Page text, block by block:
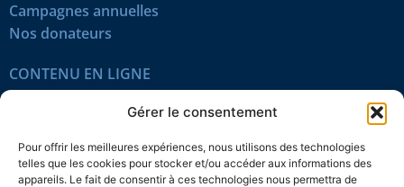
Gérer le consentement
Pour offrir les meilleures expériences, nous utilisons des technologies
telles que les cookies pour stocker et/ou accéder aux informations des
appareils. Le fait de consentir à ces technologies nous permettra de
Campagnes annuelles
Nos donateurs
CONTENU EN LIGNE
Tous les articles
Œuvres du mois
En vidéo